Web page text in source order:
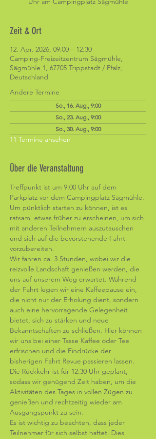
Zeit & Ort
12. Apr. 2026, 09:00 – 12:30
Camping-Freizeitzentrum Sägmühle,
Sägmühle 1, 67705 Trippstadt / Pfalz,
Deutschland
Andere Termine
So., 16. Aug., 9:00
So., 23. Aug., 9:00
So., 30. Aug., 9:00
11 Termine ansehen
Über die Veranstaltung
Treffpunkt ist um 9:00 Uhr auf dem
Parkplatz vor dem Campingplatz Sägmühle.
Um pünktlich starten zu können, ist es
ratsam, etwas früher zu erscheinen, um sich
mit anderen Teilnehmern auszutauschen
und sich auf die bevorstehende Fahrt
vorzubereiten.
Wir fahren ca. 3 Stunden, wobei wir die
reizvolle Landschaft genießen werden, die
uns auf unserem Weg erwartet. Während
der Fahrt legen wir eine Kaffeepause ein,
die nicht nur der Erholung dient, sondern
auch eine hervorragende Gelegenheit
bietet, sich zu stärken und neue
Bekanntschaften zu schließen. Hier können
wir uns bei einer Tasse Kaffee oder Tee
erfrischen und die Eindrücke der
bisherigen Fahrt Revue passieren lassen.
Die Rückkehr ist für 12:30 Uhr geplant,
sodass wir genügend Zeit haben, um die
Aktivitäten des Tages in vollen Zügen zu
genießen und rechtzeitig wieder am
Ausgangspunkt zu sein.
Es ist wichtig zu beachten, dass jeder
Teilnehmer für sich selbst haftet. Dies